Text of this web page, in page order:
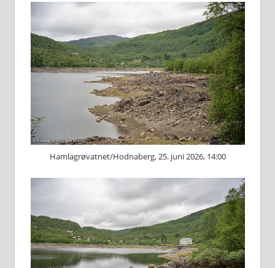
Hamlagrøvatnet/Hodnaberg, 25. juni 2026, 14:00